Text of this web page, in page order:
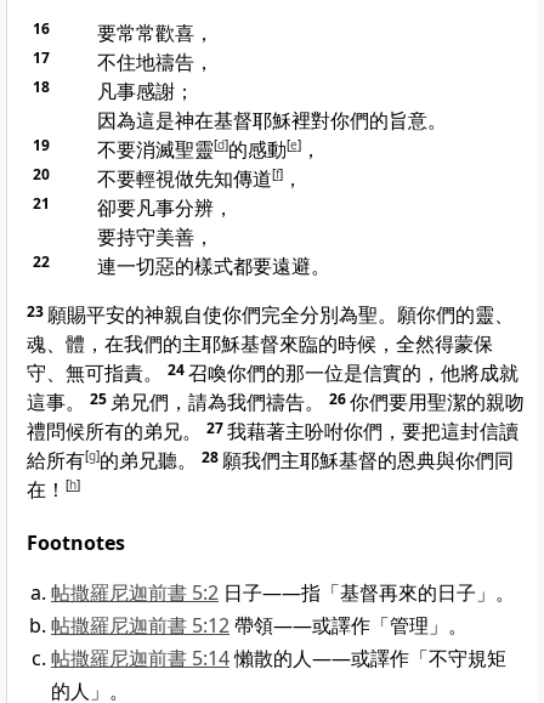
16 要常常歡喜，
17 不住地禱告，
18
凡事感謝；
因為這是神在基督耶穌裡對你們的旨意。
19 不要消滅聖靈[d]的感動[e]，
20 不要輕視做先知傳道[f]，
21
卻要凡事分辨，
要持守美善，
22 連一切惡的樣式都要遠避。
23願賜平安的神親自使你們完全分別為聖。願你們的靈、
魂、體，在我們的主耶穌基督來臨的時候，全然得蒙保
守、無可指責。
24召喚你們的那一位是信實的，他將成就
這事。
25 弟兄們，請為我們禱告。 26你們要用聖潔的親吻
禮問候所有的弟兄。
27我藉著主吩咐你們，要把這封信讀
給所有[g]的弟兄聽。 28願我們主耶穌基督的恩典與你們同
在！ [h]
Footnotes
帖撒羅尼迦前書 5:2 日子——指「基督再來的日子」。
帖撒羅尼迦前書 5:12帶領——或譯作「管理」。
帖撒羅尼迦前書 5:14懶散的人——或譯作「不守規矩
的人」。